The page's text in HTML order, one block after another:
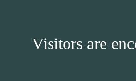
Visitors are